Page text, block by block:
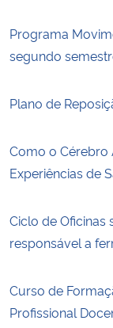
Banco Central do Brasil
Programa
segundo
Plano de
Como o Cérebro
Experiências de
Ciclo de Oficinas
responsável a
Curso de
Profissional